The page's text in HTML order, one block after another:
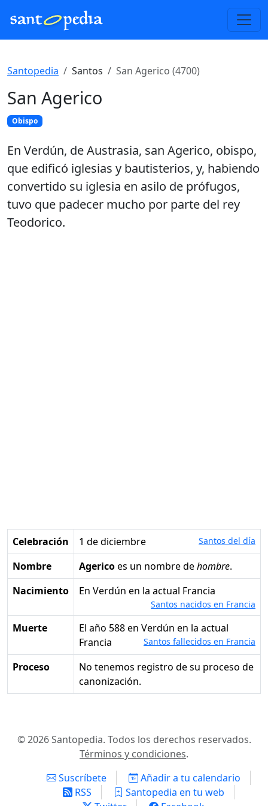
Santopedia Santos San Agerico (4700)
San Agerico
Obispo
En Verdún, de Austrasia, san Agerico, obispo,
que edificó iglesias y bautisterios, y, habiendo
convertido su iglesia en asilo de prófugos,
tuvo que padecer mucho por parte del rey
Teodorico.
Celebración 1 de diciembre Santos del día
Nombre Agericoes un nombre dehombre.
Nacimiento
en Verdún en la actual Francia
Santos nacidos en Francia
Muerte
el año 588 en Verdún en la actual
Francia
Santos fallecidos en Francia
Proceso
No tenemos registro de su proceso de
canonización.
© 2026 Santopedia. Todos los derechos reservados.
Términos y condiciones.
Suscríbete
Añadir a tu calendario
RSS
Santopedia en tu web